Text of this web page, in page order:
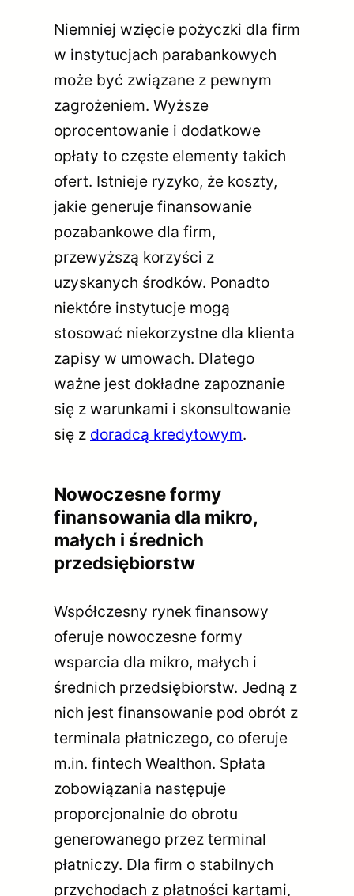
Niemniej wzięcie pożyczki dla firm
w instytucjach parabankowych
może być związane z pewnym
zagrożeniem. Wyższe
oprocentowanie i dodatkowe
opłaty to częste elementy takich
ofert. Istnieje ryzyko, że koszty,
jakie generuje finansowanie
pozabankowe dla firm,
przewyższą korzyści z
uzyskanych środków. Ponadto
niektóre instytucje mogą
stosować niekorzystne dla klienta
zapisy w umowach. Dlatego
ważne jest dokładne zapoznanie
się z warunkami i skonsultowanie
się z doradcą kredytowym.
Nowoczesne formy
finansowania dla mikro,
małych i średnich
przedsiębiorstw
Współczesny rynek finansowy
oferuje nowoczesne formy
wsparcia dla mikro, małych i
średnich przedsiębiorstw. Jedną z
nich jest finansowanie pod obrót z
terminala płatniczego, co oferuje
m.in. fintech Wealthon. Spłata
zobowiązania następuje
proporcjonalnie do obrotu
generowanego przez terminal
płatniczy. Dla firm o stabilnych
przychodach z płatności kartami,